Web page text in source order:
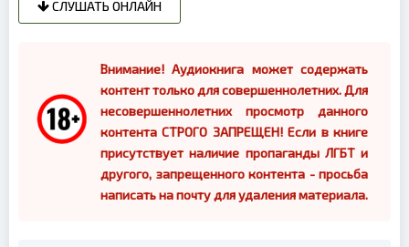
СЛУШАТЬ ОНЛАЙН
Внимание! Аудиокнига может содержать
контент только для совершеннолетних. Для
несовершеннолетних просмотр данного
контента СТРОГО ЗАПРЕЩЕН! Если в книге
присутствует наличие пропаганды ЛГБТ и
другого, запрещенного контента - просьба
написать на почту для удаления материала.